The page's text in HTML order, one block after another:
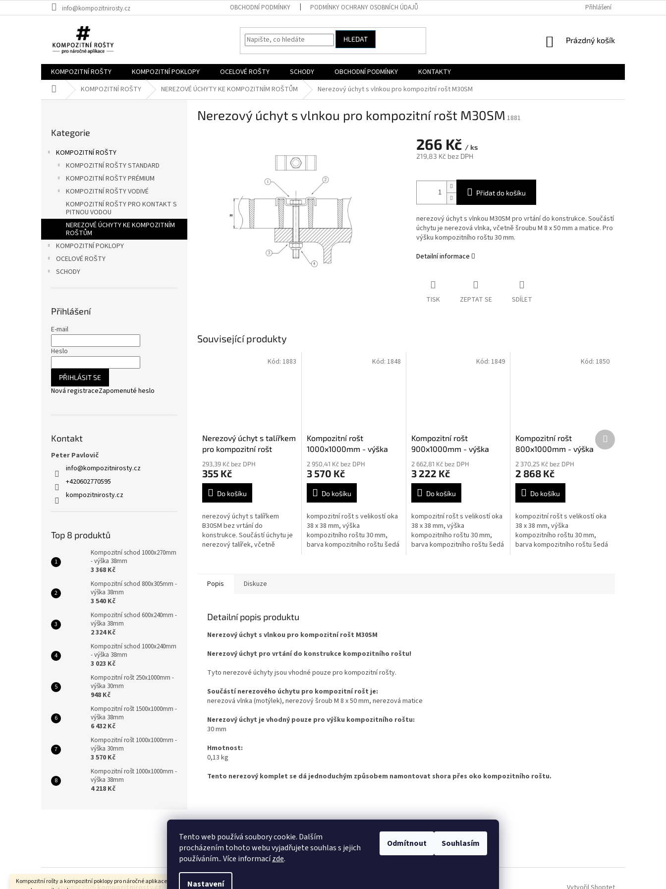
Tento web používá soubory cookie. Dalším
procházením tohoto webu vyjadřujete souhlas s jejich
používáním.. Více informacízde.
Nastavení
Odmítnout Souhlasím
na
Kompozitní rošty a kompozitní poklopy pro náročné aplikace. Peter Pavlovič -
info@kompozitnirosty.cz OBCHODNÍ PODMÍNKY PODMÍNKY OCHRANY OSOBNÍCH ÚDAJŮ Přihlášení
HLEDAT
NÁKUPNÍ
Prázdný košík
KOMPOZITNÍ ROŠTY KOMPOZITNÍ POKLOPY OCELOVÉ ROŠTY SCHODY OBCHODNÍ PODMÍNKY
KONTAKTY
Domů KOMPOZITNÍ ROŠTY NEREZOVÉ ÚCHYTY KE KOMPOZITNÍM ROŠTŮM Nerezový úchyt s vlnkou pro kompozitní rošt M30SM
kategorie
Kategorie
KOMPOZITNÍ ROŠTY
KOMPOZITNÍ ROŠTY STANDARD
KOMPOZITNÍ ROŠTY PRÉMIUM
KOMPOZITNÍ ROŠTY VODIVÉ
KOMPOZITNÍ ROŠTY PRO KONTAKT S
PITNOU VODOU
NEREZOVÉ ÚCHYTY KE KOMPOZITNÍM
ROŠTŮM
KOMPOZITNÍ POKLOPY
OCELOVÉ ROŠTY
SCHODY
Přihlášení
E-mail
Heslo
PŘIHLÁSIT SE
Nová registraceZapomenuté heslo
Kontakt
Peter Pavlovič
info@kompozitnirosty.cz
+420602770595
kompozitnirosty.cz
Top 8 produktů
Kompozitní schod 1000x270mm
- výška 38mm
3 368 Kč
Kompozitní schod 800x305mm -
výška 38mm
3 540 Kč
Kompozitní schod 600x240mm -
výška 38mm
2 324 Kč
Kompozitní schod 1000x240mm
- výška 38mm
3 023 Kč
Kompozitní rošt 250x1000mm -
výška 30mm
948 Kč
Kompozitní rošt 1500x1000mm -
výška 38mm
6 432 Kč
Kompozitní rošt 1000x1000mm -
výška 30mm
3 570 Kč
Kompozitní rošt 1000x1000mm -
výška 38mm
4 218 Kč
Nerezový úchyt s vlnkou pro kompozitní rošt M30SM 1881
266 Kč / ks
219,83 Kč bez DPH
cena:
Přidat do košíku
nerezový úchyt s vlnkou M30SM pro vrtání do konstrukce. Součástí
úchytu je nerezová vlnka, včetně šroubu M 8 x 50 mm a matice. Pro
výšku kompozitního roštu 30 mm.
Detailní informace
TISK ZEPTAT SE SDÍLET
Související produkty
Nerezový úchyt s talířkem
pro kompozitní rošt
B30SM
293,39 Kč bez DPH
355 Kč
Do košíku
nerezový úchyt s talířkem
B30SM bez vrtání do
konstrukce. Součástí úchytu je
nerezový talířek, včetně
Kód: 1883
Kompozitní rošt
1000x1000mm - výška
30mm
2 950,41 Kč bez DPH
3 570 Kč
Do košíku
kompozitní rošt s velikostí oka
38 x 38 mm, výška
kompozitního roštu 30 mm,
barva kompozitního roštu šedá
Kód: 1848
Kompozitní rošt
900x1000mm - výška
30mm
2 662,81 Kč bez DPH
3 222 Kč
Do košíku
kompozitní rošt s velikostí oka
38 x 38 mm, výška
kompozitního roštu 30 mm,
barva kompozitního roštu šedá
Kód:1849
Kompozitní rošt
800x1000mm - výška
30mm
2 370,25 Kč bez DPH
2 868 Kč
Do košíku
kompozitní rošt s velikostí oka
38 x 38 mm, výška
kompozitního roštu 30 mm,
barva kompozitního roštu šedá
Kód: 1850
Další
produkt
Popis Diskuze
Detailní popis produktu
Nerezový úchyt s vlnkou pro kompozitní rošt M30SM
Nerezový úchyt pro vrtání do konstrukce kompozitního roštu!
Tyto nerezové úchyty jsou vhodné pouze pro kompozitní rošty.
Součástí nerezového úchytu pro kompozitní rošt je:
nerezová vlnka (motýlek), nerezový šroub M 8 x 50 mm, nerezová matice
Nerezový úchyt je vhodný pouze pro výšku kompozitního roštu:
30 mm
Hmotnost:
0,13 kg
Tento nerezový komplet se dá jednoduchým způsobem namontovat shora přes oko kompozitního roštu.